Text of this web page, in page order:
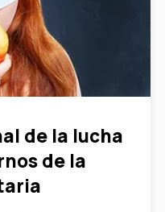
de la lucha
de la